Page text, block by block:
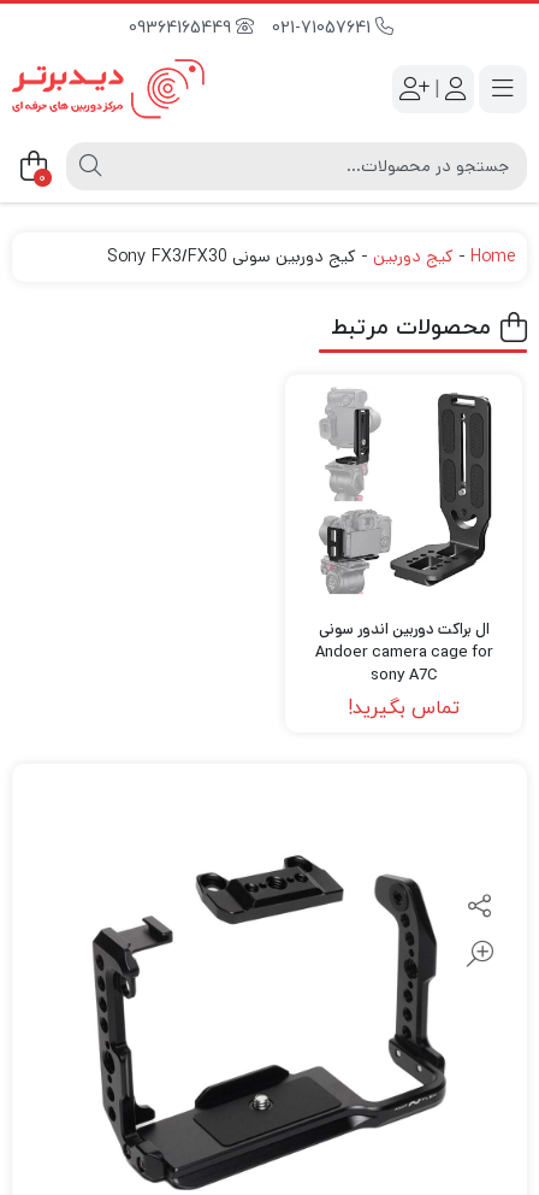
09364165449
|
0
Home
- کیج دوربین - کیج دوربین سونی Sony FX3/FX30
محصولات مرتبط
ال براکت دوربین اندور سونی
Andoer camera cage for
sony A7C
تماس بگیرید!